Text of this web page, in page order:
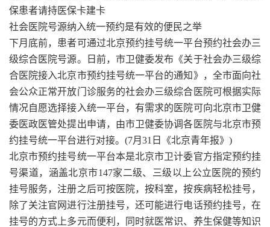
保患者请持医保卡建卡
社会医院号源纳入统一预约是有效的便民之举
下月底前，患者可通过北京预约挂号统一平台预约社会办三
级综合医院号源。日前，市卫健委发布《关于社会办三级综
合医院接入北京市预约挂号统一平台的通知》，全市面向社
会公众正常开放门诊服务的社会办三级综合医院可根据实际
情况自愿选择接入统一平台，有需求的医院可向北京市卫健
委医政医管处提出申请，由市卫健委协调各医院与北京市预
约挂号统一平台进行对接。(7月31日《北京青年报》)
北京市预约挂号统一平台本是北京市卫计委官方指定预约挂
号渠道，涵盖北京市147家二级、三级以上公立医院的预约
挂号服务，注册之后可按医院，按科室，按疾病轻松挂号，
除了关注官网进行注册挂号，还可能进行电话预约挂号，在
挂号的方式上多元而便利，同时就医常识、养生保健等知识